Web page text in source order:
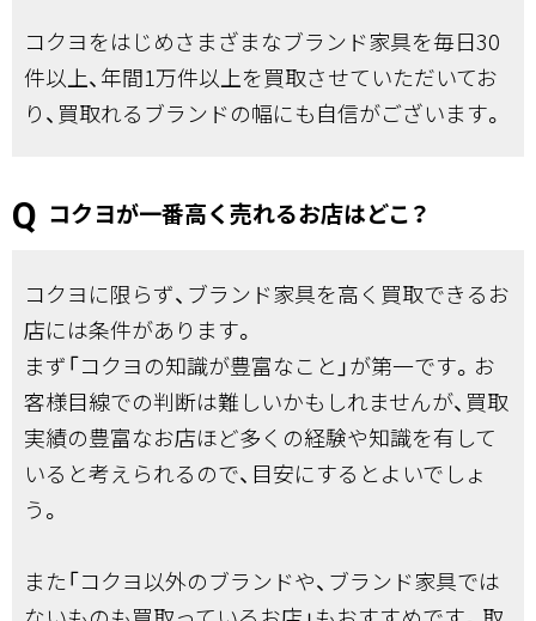
コクヨをはじめさまざまなブランド家具を毎日30
件以上、年間1万件以上を買取させていただいてお
り、買取れるブランドの幅にも自信がございます。
コクヨが一番高く売れるお店はどこ？
コクヨに限らず、ブランド家具を高く買取できるお
店には条件があります。
まず「コクヨの知識が豊富なこと」が第一です。お
客様目線での判断は難しいかもしれませんが、買取
実績の豊富なお店ほど多くの経験や知識を有して
いると考えられるので、目安にするとよいでしょ
う。
また「コクヨ以外のブランドや、ブランド家具では